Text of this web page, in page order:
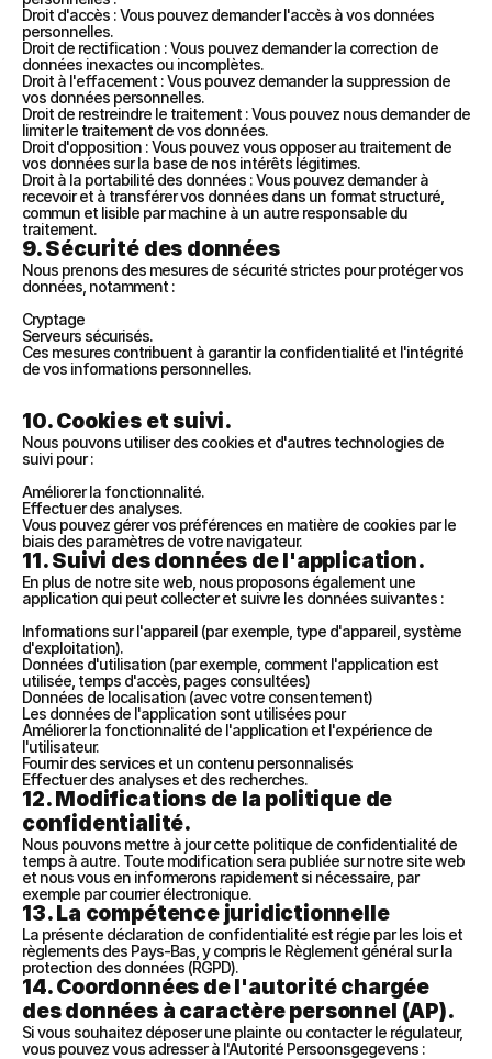
Droit d'accès : Vous pouvez demander l'accès à vos données
personnelles.
Droit de rectification : Vous pouvez demander la correction de
données inexactes ou incomplètes.
Droit à l'effacement : Vous pouvez demander la suppression de
vos données personnelles.
Droit de restreindre le traitement : Vous pouvez nous demander de
limiter le traitement de vos données.
Droit d'opposition : Vous pouvez vous opposer au traitement de
vos données sur la base de nos intérêts légitimes.
Droit à la portabilité des données : Vous pouvez demander à
recevoir et à transférer vos données dans un format structuré,
commun et lisible par machine à un autre responsable du
traitement.
9. Sécurité des données
Nous prenons des mesures de sécurité strictes pour protéger vos
données, notamment :
Cryptage
Serveurs sécurisés.
Ces mesures contribuent à garantir la confidentialité et l'intégrité
de vos informations personnelles.
10. Cookies et suivi.
Nous pouvons utiliser des cookies et d'autres technologies de
suivi pour :
Améliorer la fonctionnalité.
Effectuer des analyses.
Vous pouvez gérer vos préférences en matière de cookies par le
biais des paramètres de votre navigateur.
11. Suivi des données de l'application.
En plus de notre site web, nous proposons également une
application qui peut collecter et suivre les données suivantes :
Informations sur l'appareil (par exemple, type d'appareil, système
d'exploitation).
Données d'utilisation (par exemple, comment l'application est
utilisée, temps d'accès, pages consultées)
Données de localisation (avec votre consentement)
Les données de l'application sont utilisées pour
Améliorer la fonctionnalité de l'application et l'expérience de
l'utilisateur.
Fournir des services et un contenu personnalisés
Effectuer des analyses et des recherches.
12. Modifications de la politique de
confidentialité.
Nous pouvons mettre à jour cette politique de confidentialité de
temps à autre. Toute modification sera publiée sur notre site web
et nous vous en informerons rapidement si nécessaire, par
exemple par courrier électronique.
13. La compétence juridictionnelle
La présente déclaration de confidentialité est régie par les lois et
règlements des Pays-Bas, y compris le Règlement général sur la
protection des données (RGPD).
14. Coordonnées de l'autorité chargée
des données à caractère personnel (AP).
Si vous souhaitez déposer une plainte ou contacter le régulateur,
vous pouvez vous adresser à l'Autorité Persoonsgegevens :